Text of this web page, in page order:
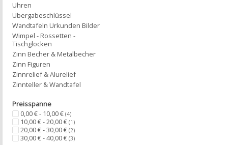
Uhren
Übergabeschlüssel
Wandtafeln Urkunden Bilder
Wimpel - Rossetten -
Tischglocken
Zinn Becher & Metalbecher
Zinn Figuren
Zinnrelief & Alurelief
Zinnteller & Wandtafel
Preisspanne
0,00 € - 10,00 € (4)
10,00 € - 20,00 € (1)
20,00 € - 30,00 € (2)
30,00 € - 40,00 € (3)